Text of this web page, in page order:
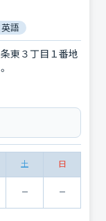
英語
東３丁目１番地
土 日